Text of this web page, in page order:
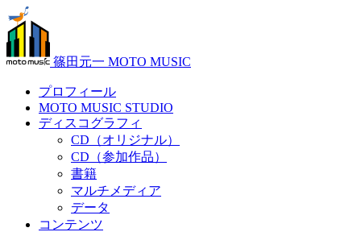
篠田元一 MOTO MUSIC
プロフィール
MOTO MUSIC STUDIO
ディスコグラフィ
CD（オリジナル）
CD（参加作品）
書籍
マルチメディア
データ
コンテンツ